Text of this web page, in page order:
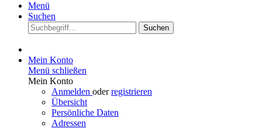
Menü
Suchen
Suchen
Mein Konto
Menü schließen
Mein Konto
Anmelden oderregistrieren
Übersicht
Persönliche Daten
Adressen